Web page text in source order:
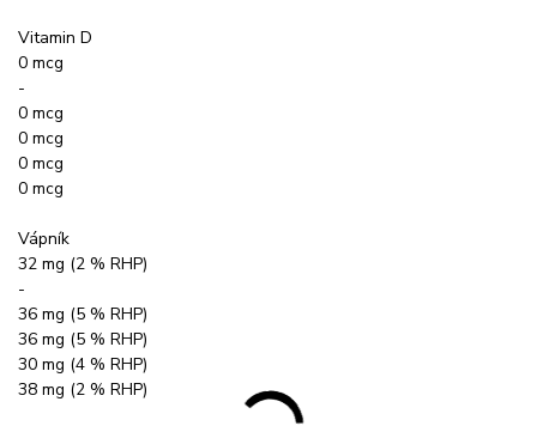
Vitamin D
0 mcg
-
0 mcg
0 mcg
0 mcg
0 mcg
Vápník
32 mg (2 % RHP)
-
36 mg (5 % RHP)
36 mg (5 % RHP)
30 mg (4 % RHP)
38 mg (2 % RHP)